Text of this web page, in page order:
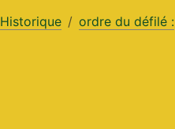
Historique ordre du défilé :